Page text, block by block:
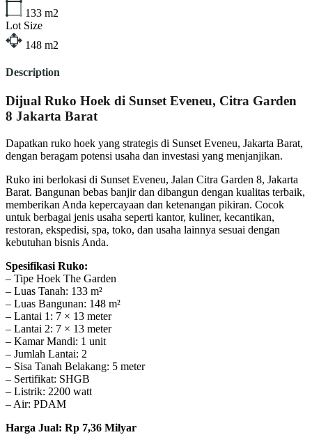
133 m2
Lot Size
148 m2
Description
Dijual Ruko Hoek di Sunset Eveneu, Citra Garden
8 Jakarta Barat
Dapatkan ruko hoek yang strategis di Sunset Eveneu, Jakarta Barat,
dengan beragam potensi usaha dan investasi yang menjanjikan.
Ruko ini berlokasi di Sunset Eveneu, Jalan Citra Garden 8, Jakarta
Barat. Bangunan bebas banjir dan dibangun dengan kualitas terbaik,
memberikan Anda kepercayaan dan ketenangan pikiran. Cocok
untuk berbagai jenis usaha seperti kantor, kuliner, kecantikan,
restoran, ekspedisi, spa, toko, dan usaha lainnya sesuai dengan
kebutuhan bisnis Anda.
Spesifikasi Ruko:
– Tipe Hoek The Garden
– Luas Tanah: 133 m²
– Luas Bangunan: 148 m²
– Lantai 1: 7 × 13 meter
– Lantai 2: 7 × 13 meter
– Kamar Mandi: 1 unit
– Jumlah Lantai: 2
– Sisa Tanah Belakang: 5 meter
– Sertifikat: SHGB
– Listrik: 2200 watt
– Air: PDAM
Harga Jual: Rp 7,36 Milyar